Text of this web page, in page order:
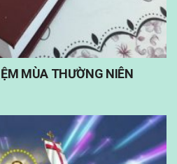
MÙA THƯỜNG NIÊN